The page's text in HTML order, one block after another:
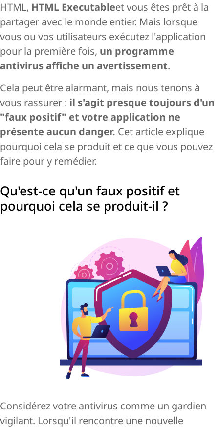
HTML, HTML Executableet vous êtes prêt à la
partager avec le monde entier. Mais lorsque
vous ou vos utilisateurs exécutez l'application
pour la première fois, un programme
antivirus affiche un avertissement.
Cela peut être alarmant, mais nous tenons à
vous rassurer : il s'agit presque toujours d'un
"faux positif" et votre application ne
présente aucun danger. Cet article explique
pourquoi cela se produit et ce que vous pouvez
faire pour y remédier.
Qu'est-ce qu'un faux positif et
pourquoi cela se produit-il ?
Considérez votre antivirus comme un gardien
vigilant. Lorsqu'il rencontre une nouvelle